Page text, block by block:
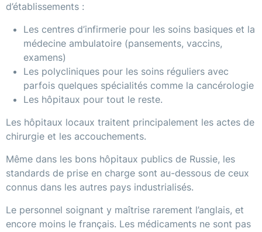
d’établissements :
Les centres d’infirmerie pour les soins basiques et la
médecine ambulatoire (pansements, vaccins,
examens)
Les polycliniques pour les soins réguliers avec
parfois quelques spécialités comme la cancérologie
Les hôpitaux pour tout le reste.
Les hôpitaux locaux traitent principalement les actes de
chirurgie et les accouchements.
Même dans les bons hôpitaux publics de Russie, les
standards de prise en charge sont au-dessous de ceux
connus dans les autres pays industrialisés.
Le personnel soignant y maîtrise rarement l’anglais, et
encore moins le français. Les médicaments ne sont pas